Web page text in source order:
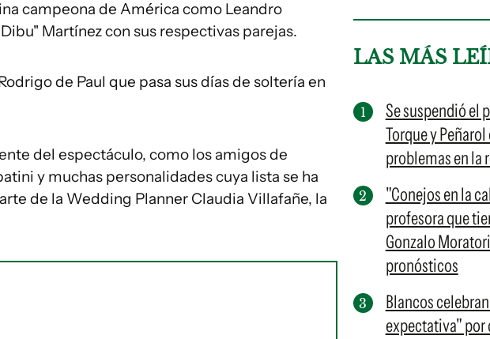
campeona de América como Leandro
Martínez con sus respectivas parejas.
de Paul que pasa sus días de soltería en
del espectáculo, como los amigos de
y muchas personalidades cuya lista se ha
de la Wedding Planner Claudia Villafañe, la
LAS MÁS
Se suspendió el
Torque y
problemas en la
"Conejos en la
profesora que
Gonzalo
pronósticos
Blancos
expectativa" por